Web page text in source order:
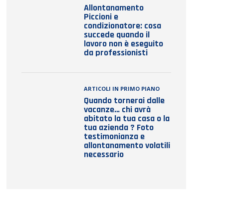
Allontanamento
Piccioni e
condizionatore: cosa
succede quando il
lavoro non è eseguito
da professionisti
ARTICOLI IN PRIMO PIANO
Quando tornerai dalle
vacanze… chi avrà
abitato la tua casa o la
tua azienda ? Foto
testimonianza e
allontanamento volatili
necessario